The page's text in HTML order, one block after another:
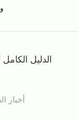
الدليل
أخبار